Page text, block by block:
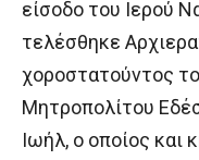
είσοδο του Ιερού
τελέσθηκε
χοροστατούντος
Μητροπολίτου
Ιωήλ, ο οποίος και